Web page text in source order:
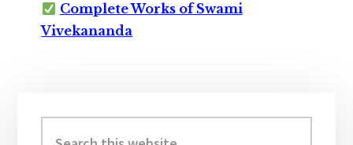
Complete Works of Swami
Vivekananda
Sidebar